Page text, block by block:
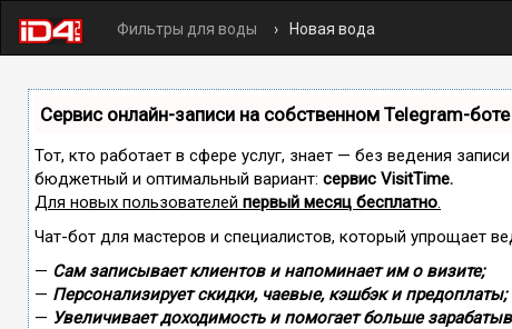
Фильтры для воды Новая вода
Сервис онлайн-записи на собственном Telegram-боте
Тот, кто работает в сфере услуг, знает — без ведения
бюджетный и оптимальный вариант: сервис VisitTime.
Для новых пользователей первый месяц бесплатно.
Чат-бот для мастеров и специалистов, который упрощает
— Сам записывает клиентов и напоминает им о визите;
— Персонализирует скидки, чаевые, кэшбэк и предоплаты;
— Увеличивает доходимость и помогает больше